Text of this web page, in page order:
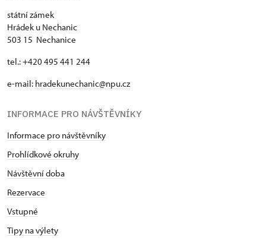
státní zámek
Hrádek u Nechanic
503 15 Nechanice
tel.: +420 495 441 244
e-mail: hradekunechanic@npu.cz
INFORMACE PRO NÁVŠTĚVNÍKY
Informace pro návštěvníky
Prohlídkové okruhy
Návštěvní doba
Rezervace
Vstupné
Tipy na výlety